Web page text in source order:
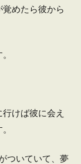
めたら彼から
けば彼に会え
ついていて、夢